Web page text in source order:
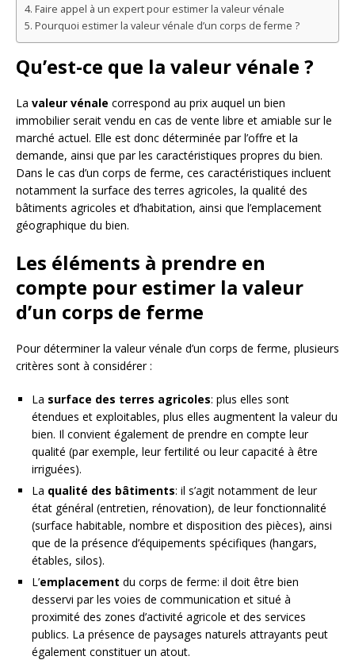
Faire appel à un expert pour estimer la valeur vénale
Pourquoi estimer la valeur vénale d’un corps de ferme ?
Qu’est-ce que la valeur vénale ?
La valeur vénale correspond au prix auquel un bien
immobilier serait vendu en cas de vente libre et amiable sur le
marché actuel. Elle est donc déterminée par l’offre et la
demande, ainsi que par les caractéristiques propres du bien.
Dans le cas d’un corps de ferme, ces caractéristiques incluent
notamment la surface des terres agricoles, la qualité des
bâtiments agricoles et d’habitation, ainsi que l’emplacement
géographique du bien.
Les éléments à prendre en
compte pour estimer la valeur
d’un corps de ferme
Pour déterminer la valeur vénale d’un corps de ferme, plusieurs
critères sont à considérer :
La surface des terres agricoles: plus elles sont
étendues et exploitables, plus elles augmentent la valeur du
bien. Il convient également de prendre en compte leur
qualité (par exemple, leur fertilité ou leur capacité à être
irriguées).
La qualité des bâtiments: il s’agit notamment de leur
état général (entretien, rénovation), de leur fonctionnalité
(surface habitable, nombre et disposition des pièces), ainsi
que de la présence d’équipements spécifiques (hangars,
étables, silos).
L’emplacement du corps de ferme: il doit être bien
desservi par les voies de communication et situé à
proximité des zones d’activité agricole et des services
publics. La présence de paysages naturels attrayants peut
également constituer un atout.